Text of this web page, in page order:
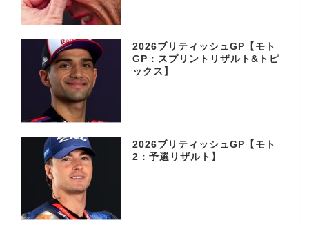
2026ブリティッシュGP【モト
GP：スプリントリザルト&トピ
ックス】
2026ブリティッシュGP【モト
2：予選リザルト】